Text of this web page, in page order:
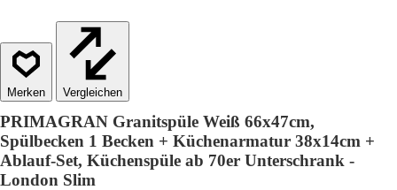
Vergleichen
PRIMAGRAN Granitspüle Weiß 66x47cm,
Spülbecken 1 Becken + Küchenarmatur 38x14cm +
Ablauf-Set, Küchenspüle ab 70er Unterschrank -
London Slim